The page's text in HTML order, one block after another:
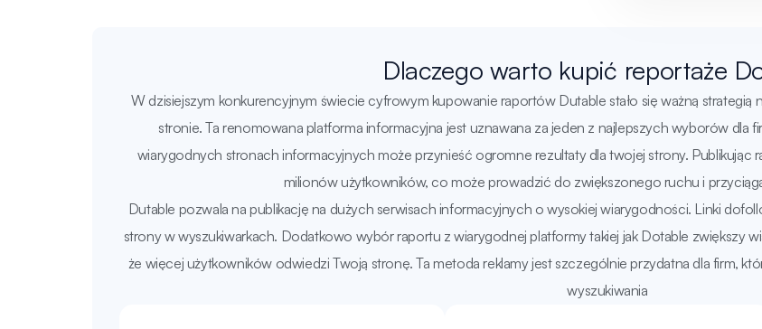
Dlaczego warto kupić reportaże
W dzisiejszym konkurencyjnym świecie cyfrowym kupowanie raportów Dutable stało się ważną
stronie. Ta renomowana platforma informacyjna jest uznawana za jeden z najlepszych wyborów dla
wiarygodnych stronach informacyjnych może przynieść ogromne rezultaty dla twojej strony. Publikując
milionów użytkowników, co może prowadzić do zwiększonego ruchu i
Dutable pozwala na publikację na dużych serwisach informacyjnych o wysokiej wiarygodności. Linki
strony w wyszukiwarkach. Dodatkowo wybór raportu z wiarygodnej platformy takiej jak Dotable zwiększy
że więcej użytkowników odwiedzi Twoją stronę. Ta metoda reklamy jest szczególnie przydatna dla firm,
wyszukiwania